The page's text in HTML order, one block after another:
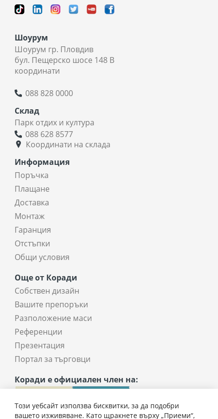
Шоурум
Шоурум гр. Пловдив
бул. Пещерско шосе 148 В
координати
088 828 0000
Склад
Парк отдих и култура
088 628 8577
Координати на склада
Информация
Поръчка
Плащане
Доставка
Монтаж
Гаранция
Отстъпки
Общи условия
Още от Коради
Собствен дизайн
Вашите препоръки
Разположение маси
Референции
Презентация
Портал за търговци
Коради е официален член на:
Този уебсайт използва бисквитки, за да подобри
вашето изживяване. Като щракнете върху „Приеми“,